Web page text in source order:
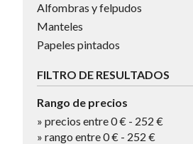
Alfombras y felpudos
Manteles
Papeles pintados
FILTRO DE RESULTADOS
Rango de precios
» precios entre 0 € - 252 €
» rango entre0€ - 252 €